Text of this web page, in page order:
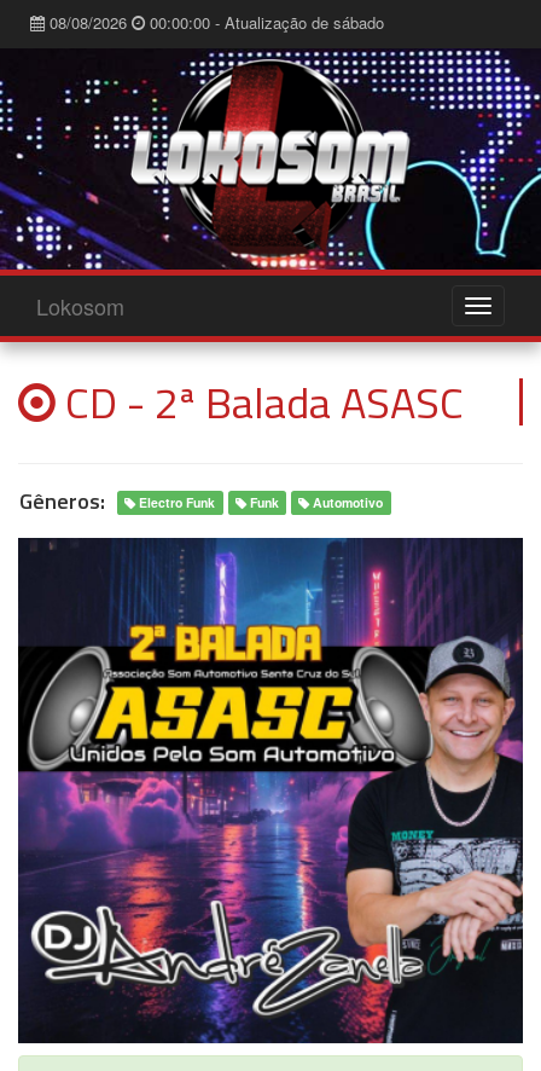
08/08/2026 00:00:00 - Atualização de sábado
Lokosom
CD - 2ª Balada ASASC
Gêneros: Electro Funk Funk Automotivo